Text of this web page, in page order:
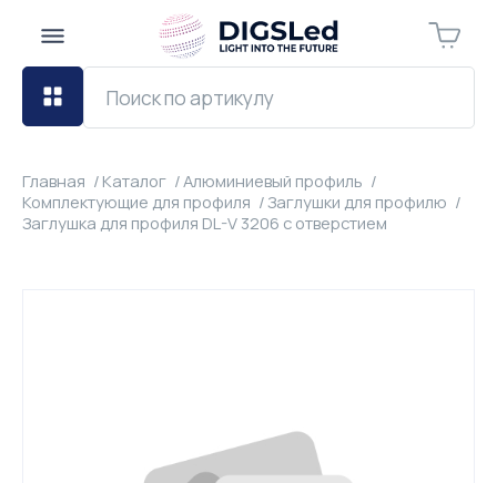
Главная Каталог
Алюминиевый профиль
Комплектующие для профиля
Заглушки для профилю
Заглушка для профиля DL-V 3206 с отверстием